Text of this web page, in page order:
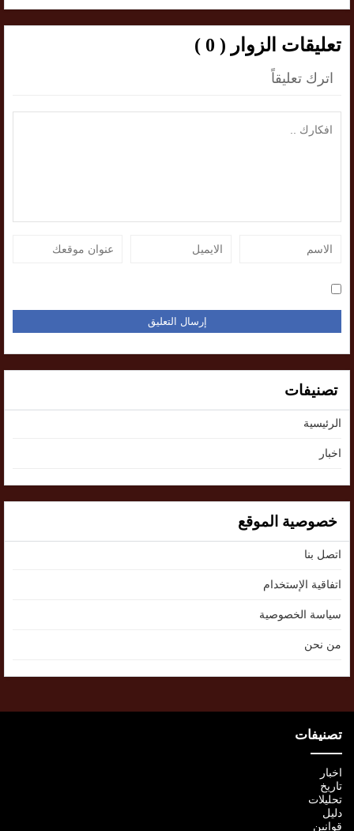
تعليقات الزوار ( 0 )
اترك تعليقاً
تصنيفات
الرئيسية
اخبار
خصوصية الموقع
اتصل بنا
اتفاقية الإستخدام
سياسة الخصوصية
من نحن
تصنيفات
اخبار
تاريخ
تحليلات
دليل
قوانين